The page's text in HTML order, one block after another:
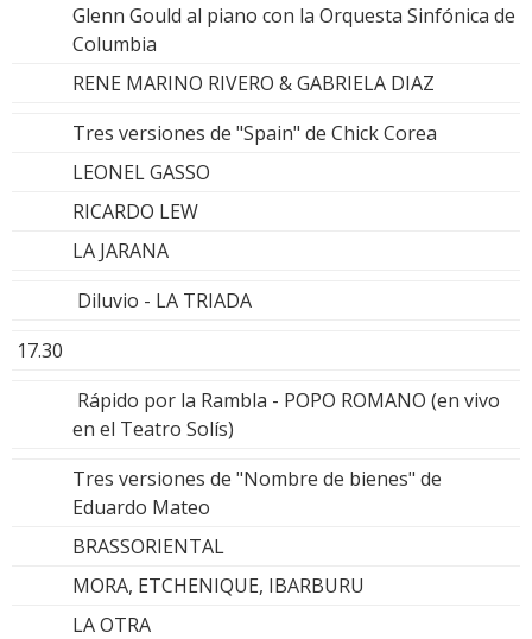
Glenn Gould al piano con la Orquesta Sinfónica de
Columbia
RENE MARINO RIVERO & GABRIELA DIAZ
Tres versiones de "Spain" de Chick Corea
LEONEL GASSO
RICARDO LEW
LA JARANA
Diluvio - LA TRIADA
17.30
Rápido por la Rambla - POPO ROMANO (en vivo
en el Teatro Solís)
Tres versiones de "Nombre de bienes" de
Eduardo Mateo
BRASSORIENTAL
MORA, ETCHENIQUE, IBARBURU
LA OTRA